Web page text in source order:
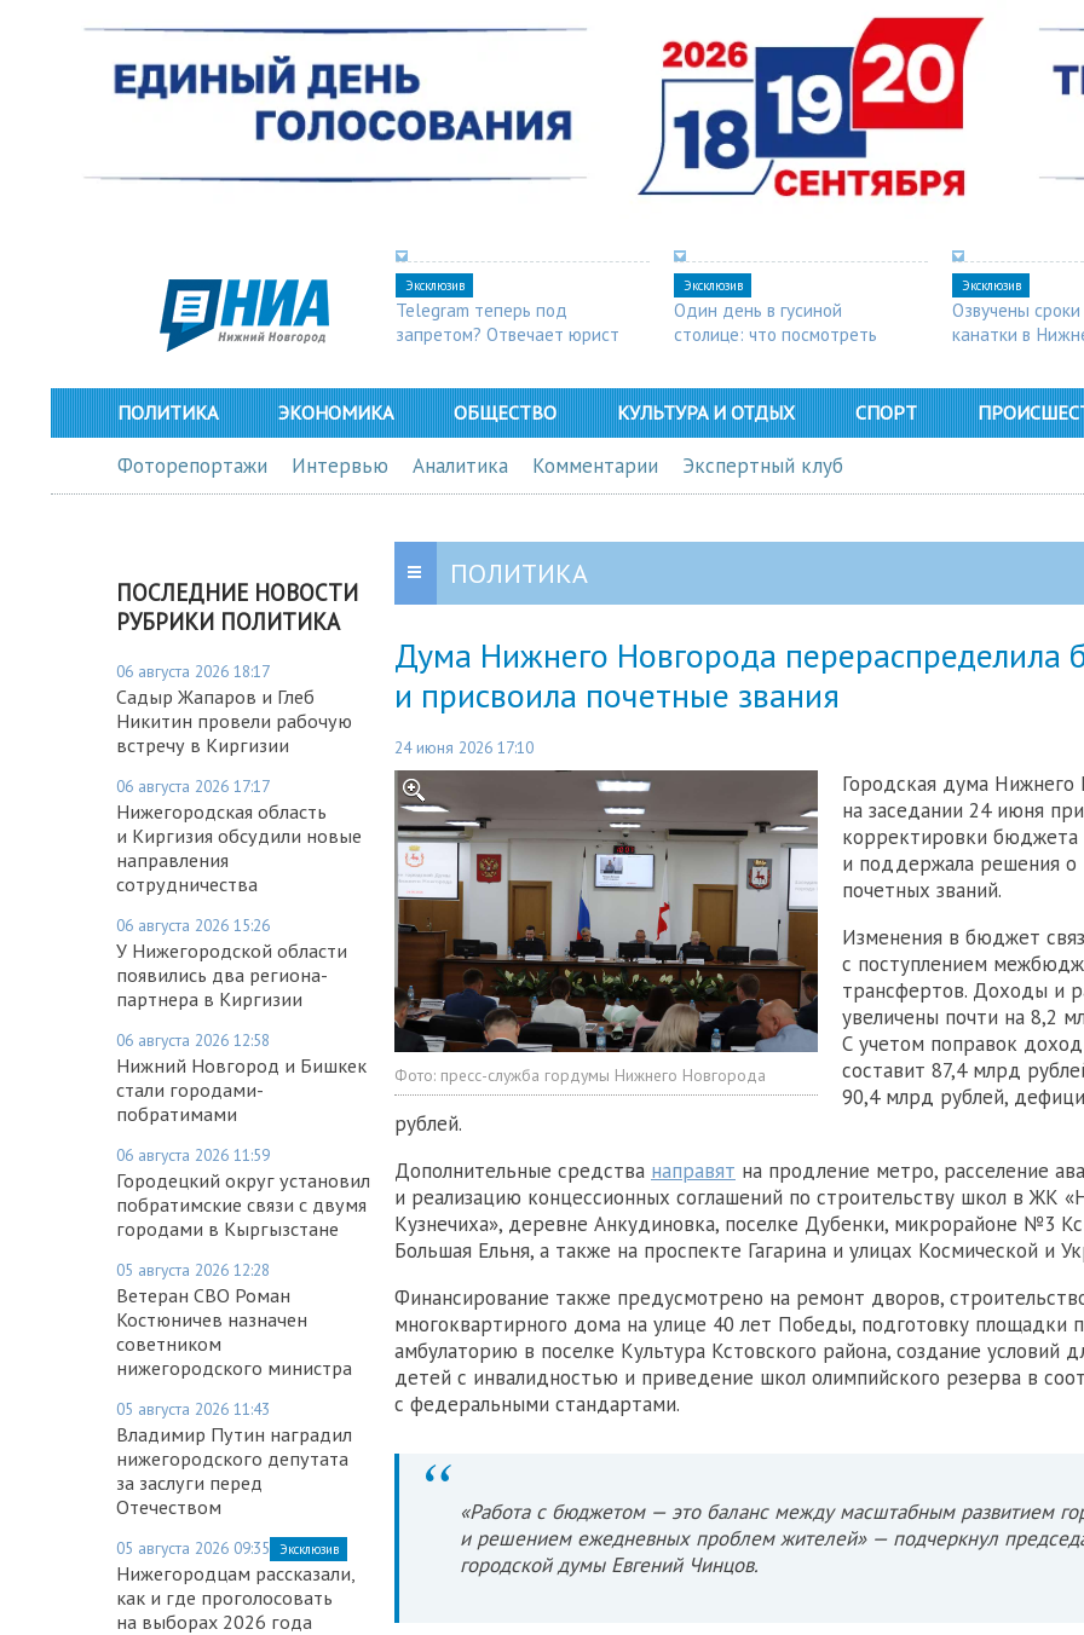
Эксклюзив
Telegram теперь под
запретом? Отвечает юрист
Эксклюзив
Один день в гусиной
столице: что посмотреть
Эксклюзив
Озвучены сроки
канатки в
ПОЛИТИКА ЭКОНОМИКА ОБЩЕСТВО КУЛЬТУРА И ОТДЫХ СПОРТ
Фоторепортажи Интервью Аналитика Комментарии Экспертный клуб
ПОСЛЕДНИЕ НОВОСТИ
РУБРИКИ ПОЛИТИКА
06 августа 2026 18:17
Садыр Жапаров и Глеб
Никитин провели рабочую
встречу в Киргизии
06 августа 2026 17:17
Нижегородская область
и Киргизия обсудили новые
направления
сотрудничества
06 августа 2026 15:26
У Нижегородской области
появились два региона-
партнера в Киргизии
06 августа 2026 12:58
Нижний Новгород и Бишкек
стали городами-
побратимами
06 августа 2026 11:59
Городецкий округ установил
побратимские связи с двумя
городами в Кыргызстане
05 августа 2026 12:28
Ветеран СВО Роман
Костюничев назначен
советником
нижегородского министра
05 августа 2026 11:43
Владимир Путин наградил
нижегородского депутата
за заслуги перед
Отечеством
05 августа 2026 09:35 Эксклюзив
Нижегородцам рассказали,
как и где проголосовать
на выборах 2026 года
ПОЛИТИКА
Дума Нижнего Новгорода перераспределила
и присвоила почетные звания
24 июня 2026 17:10
Фото: пресс-служба гордумы Нижнего Новгорода
Городская дума Нижнего
на заседании 24 июня
корректировки бюджета
и поддержала решения о
почетных званий.
Изменения в бюджет
с поступлением
трансфертов. Доходы и
увеличены почти на 8,2
С учетом поправок
составит 87,4 млрд
90,4 млрд рублей,
рублей.
Дополнительные средства направят на продление метро, расселение
и реализацию концессионных соглашений по строительству школ в ЖК
Кузнечиха», деревне Анкудиновка, поселке Дубенки, микрорайоне №3
Большая Ельня, а также на проспекте Гагарина и улицах Космической и
Финансирование также предусмотрено на ремонт дворов,
многоквартирного дома на улице 40 лет Победы, подготовку площадки
амбулаторию в поселке Культура Кстовского района, создание условий
детей с инвалидностью и приведение школ олимпийского резерва в
с федеральными стандартами.
«Работа с бюджетом — это баланс между масштабным развитием
и решением ежедневных проблем жителей» — подчеркнул
городской думы Евгений Чинцов.